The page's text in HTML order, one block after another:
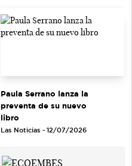
Paula Serrano lanza la
preventa de su nuevo
libro
Las Noticias - 12/07/2026